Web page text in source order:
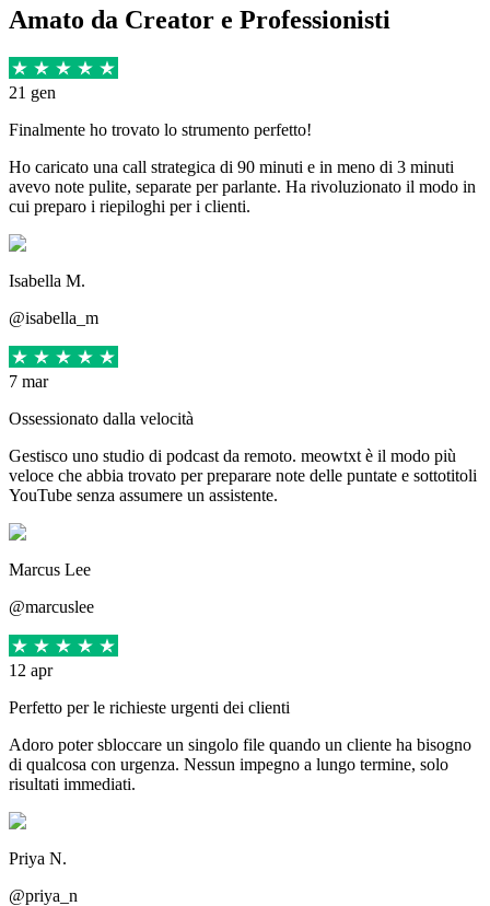
Amato da Creator e Professionisti
21 gen
Finalmente ho trovato lo strumento perfetto!
Ho caricato una call strategica di 90 minuti e in meno di 3 minuti
avevo note pulite, separate per parlante. Ha rivoluzionato il modo in
cui preparo i riepiloghi per i clienti.
Isabella M.
@isabella_m
7 mar
Ossessionato dalla velocità
Gestisco uno studio di podcast da remoto. meowtxt è il modo più
veloce che abbia trovato per preparare note delle puntate e sottotitoli
YouTube senza assumere un assistente.
Marcus Lee
@marcuslee
12 apr
Perfetto per le richieste urgenti dei clienti
Adoro poter sbloccare un singolo file quando un cliente ha bisogno
di qualcosa con urgenza. Nessun impegno a lungo termine, solo
risultati immediati.
Priya N.
@priya_n